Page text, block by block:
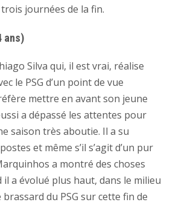
journées de la fin.
ans)
Silva qui, il est vrai, réalise
le PSG d’un point de vue
mettre en avant son jeune
a dépassé les attentes pour
saison très aboutie. Il a su
et même s’il s’agit d’un pur
a montré des choses
a évolué plus haut, dans le milieu
du PSG sur cette fin de